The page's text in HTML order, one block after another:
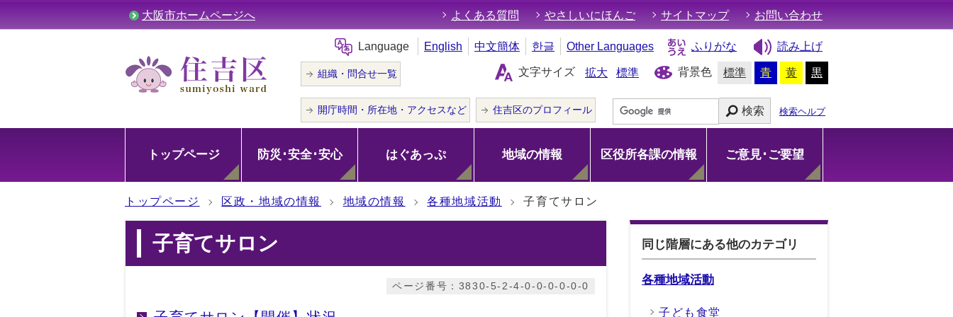
大阪市ホームページへ よくある質問 やさしいにほんご サイトマップ お問い合わせ
Language English 中文簡体 한글 Other Languages ふりがな 読み上げ
組織・問合せ一覧 文字サイズ 拡大 標準 背景色 標準 青 黄 黒
開庁時間・所在地・アクセスなど 住吉区のプロフィール 検索 検索ヘルプ
トップページ 防災･安全･安心 はぐあっぷ 地域の情報 区役所各課の情報 ご意見･ご要望
トップページ 区政・地域の情報 地域の情報 各種地域活動 子育てサロン
子育てサロン
ページ番号：3830-5-2-4-0-0-0-0-0-0
同じ階層にある他のカテゴリ
各種地域活動
子ども食堂